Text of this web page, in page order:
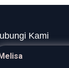
Kami
Melisa